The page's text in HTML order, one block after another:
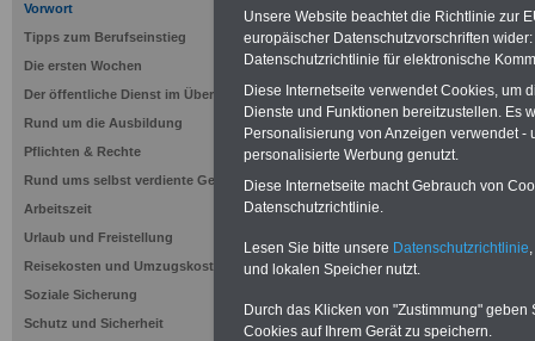
Vorwort
Tipps zum Berufseinstieg
Die ersten Wochen
Der öffentliche Dienst im Überblick
Rund um die Ausbildung
Pflichten & Rechte
Rund ums selbst verdiente Geld
Arbeitszeit
Urlaub und Freistellung
Reisekosten und Umzugskosten
Soziale Sicherung
Schutz und Sicherheit
öffentlichen Dienst? >>>
Unsere Website beachtet die Richtlinie zur
europäischer Datenschutzvorschriften
Datenschutzrichtlinie für elektronische
Diese Internetseite verwendet Cookies, um
Dienste und Funktionen bereitzustellen. Es
Personalisierung von Anzeigen verwendet
personalisierte Werbung genutzt.
Diese Internetseite macht Gebrauch von
Datenschutzrichtlinie.
Lesen Sie bitte unsere Datenschutzrichtlinie
und lokalen Speicher nutzt.
Durch das Klicken von "Zustimmung"
Cookies auf Ihrem Gerät zu speichern.